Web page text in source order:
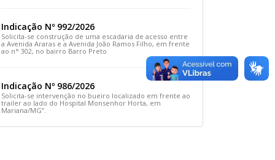
Indicação Nº 992/2026
Solicita-se construção de uma escadaria de acesso entre
a Avenida Araras e a Avenida João Ramos Filho, em frente
ao n° 302, no bairro Barro Preto
Indicação Nº 986/2026
Solicita-se intervenção no bueiro localizado em frente ao
trailer ao lado do Hospital Monsenhor Horta, em
Mariana/MG”.